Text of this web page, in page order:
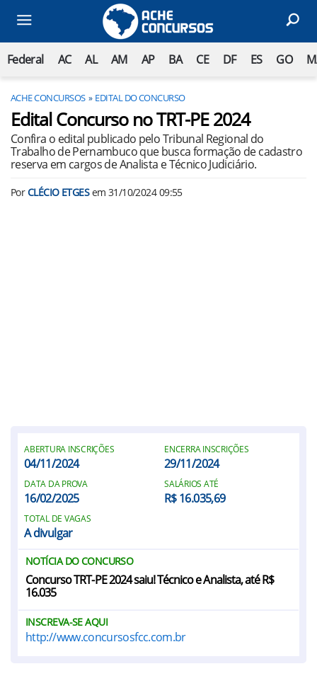
Federal AC AL AM AP BA CE DF ES GO
ACHE CONCURSOS EDITAL DO CONCURSO
Edital Concurso no TRT-PE 2024
Confira o edital publicado pelo Tribunal Regional do
Trabalho de Pernambuco que busca formação de cadastro
reserva em cargos de Analista e Técnico Judiciário.
PorCLÉCIO ETGESem 31/10/2024 09:55
ABERTURA INSCRIÇÕES
04/11/2024
ENCERRA INSCRIÇÕES
29/11/2024
DATA DA PROVA
16/02/2025
SALÁRIOS ATÉ
R$ 16.035,69
TOTAL DE VAGAS
A divulgar
NOTÍCIA DO CONCURSO
Concurso TRT-PE 2024 saiu! Técnico e Analista, até R$
16.035
INSCREVA-SE AQUI
http://www.concursosfcc.com.br